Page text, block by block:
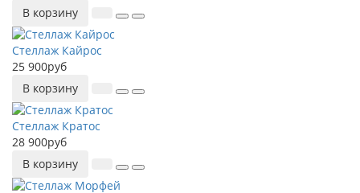
В корзину
Стеллаж Кайрос
25 900руб
В корзину
Стеллаж Кратос
28 900руб
В корзину